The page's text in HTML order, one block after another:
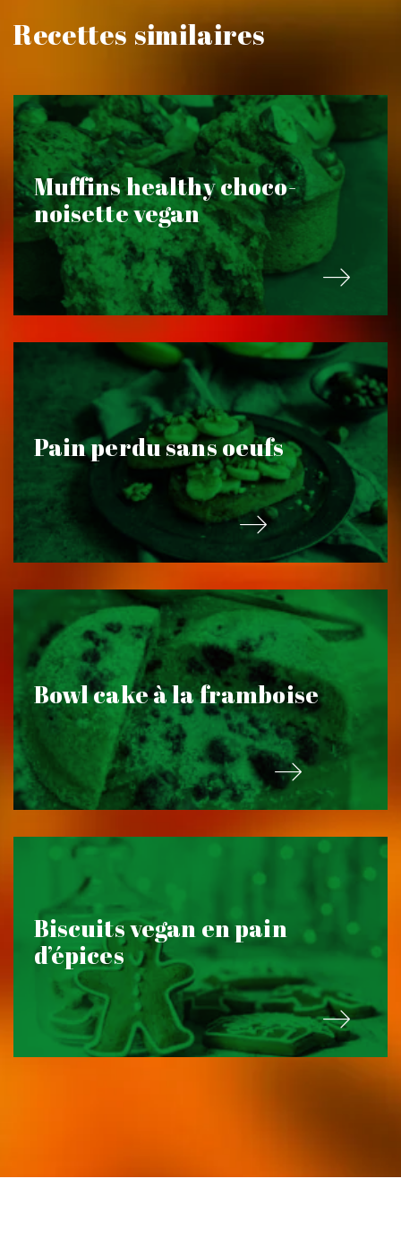
Recettes similaires
Muffins healthy choco-
noisette vegan
Pain perdu sans oeufs
Bowl cake à la framboise
Biscuits vegan en pain
d’épices